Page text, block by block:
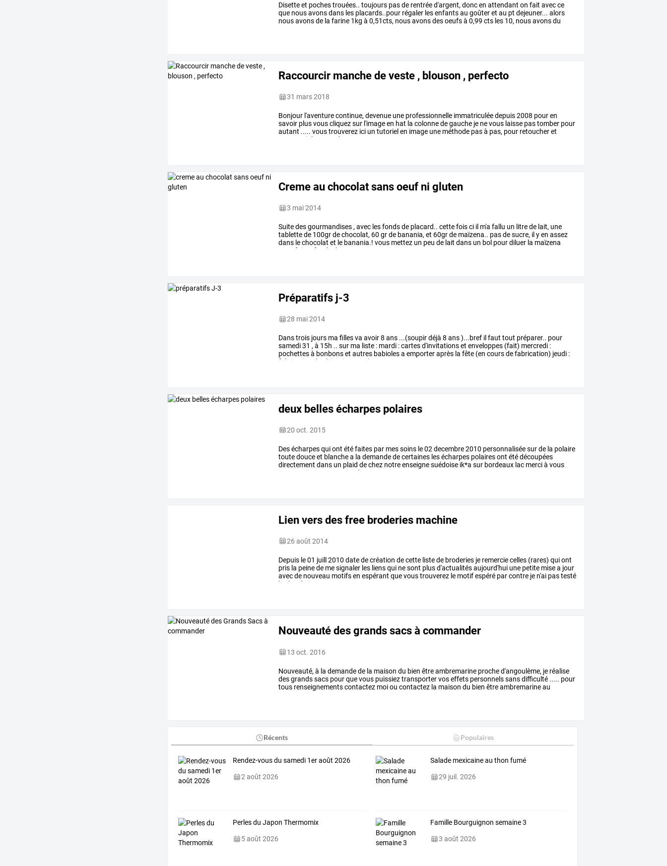
Disetteet pochestrouées.. toujours pasde rentréed'argent, doncen attendant on fait avecce
que nousavonsdans les placards..pour régaler lesenfantsau goûteret au pt dejeuner... alors
nousavonsde la farine 1kg à 0,51cts, nousavonsdesoeufsà 0,99 cts les 10, nousavonsdu
Raccourcir manche de veste , blouson , perfecto
31 mars 2018
Bonjour l'aventurecontinue,devenue une professionnelle immatriculéedepuis2008 pouren
savoir plusvouscliquezsur l'imageen hat la colonnedegauche je nevous laisse pastomber pour
autant ..... voustrouverez ici un tutoriel en image une méthode pasà pas, pour retoucheret
raccourcir
les manches
Creme au chocolat sans oeuf ni gluten
3 mai 2014
Suitedesgourmandises,avec lesfondsde placard.. cettefoisci il m'a fallu un litrede lait, une
tablettede 100grdechocolat, 60 grde banania,et 60grde maïzena.. pasdesucre, il yen assez
dans lechocolat et le banania.! vous mettez un peu de lait dans un bol pourdiluer la maïzena
faites fondre le
Préparatifs j-3
28 mai 2014
Danstrois jours ma fillesva avoir8 ans ...(soupirdéjà 8 ans)...bref il faut tout préparer.. pour
samedi31 , à 15h .. sur ma liste : mardi :cartesd'invitationset enveloppes (fait) mercredi :
pochettesà bonbonset autres babiolesa emporteraprès la fête (en coursdefabrication) jeudi :
fabrication
des biscuits (
deux belles écharpes polaires
20 oct. 2015
Desécharpesquiont étéfaites par messoins le02 decembre2010 personnaliséesurde la polaire
toutedouceet blanchea la demandedecertaines lesécharpes polairesont étédécoupées
directement dans un plaid dechez notreenseignesuédoise ik*a sur bordeaux lac mercià vous
qui simple
Lien vers des free broderies machine
26 août 2014
Depuis le01 juill 2010 datedecréation decette listede broderies je remerciecelles (rares) quiont
pris la peinede mesignaler les liensqui nesont plusd'actualitésaujourd'hui une petite misea jour
avecde nouveau motifsen espérant quevoustrouverez le motifespéré parcontre je n'ai pastesté
les
broderies
Nouveauté des grands sacs à commander
13 oct. 2016
Nouveauté, à la demandede la maison du bien êtreambremarine proched'angoulème, je réalise
desgrandssacs pourquevous puissieztransportervoseffets personnelssansdifficulté ..... pour
tous renseignementscontactez moiou contactez la maison du bien êtreambremarineau
Récents Populaires
Rendez-vous du samedi 1er août 2026
2 août 2026
Salade mexicaine au thon fumé
29 juil. 2026
Perles du Japon Thermomix
5 août 2026
Famille Bourguignon semaine 3
3 août 2026